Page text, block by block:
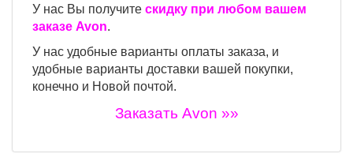
У нас Вы получите скидку при любом вашем
заказе Avon.
У нас удобные варианты оплаты заказа, и
удобные варианты доставки вашей покупки,
конечно и Новой почтой.
Заказать Avon »»